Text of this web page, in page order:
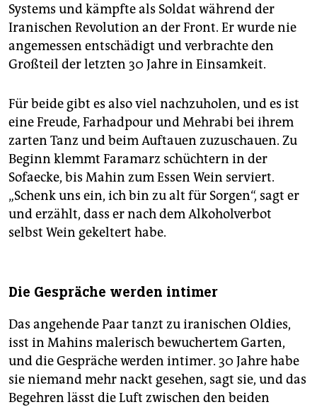
Systems und kämpfte als Soldat während der
Iranischen Revolution an der Front. Er wurde nie
angemessen entschädigt und verbrachte den
Großteil der letzten 30 Jahre in Einsamkeit.
Für beide gibt es also viel nachzuholen, und es ist
eine Freude, Farhadpour und Mehrabi bei ihrem
zarten Tanz und beim Auftauen zuzuschauen. Zu
Beginn klemmt Faramarz schüchtern in der
Sofaecke, bis Mahin zum Essen Wein serviert.
„Schenk uns ein, ich bin zu alt für Sorgen“, sagt er
und erzählt, dass er nach dem Alkoholverbot
selbst Wein gekeltert habe.
Die Gespräche werden intimer
Das angehende Paar tanzt zu iranischen Oldies,
isst in Mahins malerisch bewuchertem Garten,
und die Gespräche werden intimer. 30 Jahre habe
sie niemand mehr nackt gesehen, sagt sie, und das
Begehren lässt die Luft zwischen den beiden